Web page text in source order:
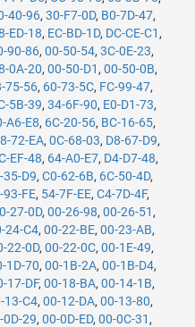
40-96, 30-F7-0D, B0-7D-47,
ED-18, EC-BD-1D, DC-CE-C1 ,
90-86, 00-50-54, 3C-0E-23,
0A-20, 00-50-D1 , 00-50-0B,
75-56, 60-73-5C, FC-99-47,
5B-39, 34-6F-90, E0-D1-73,
A6-E8, 6C-20-56, BC-16-65,
72-EA, 0C-68-03, D8-67-D9,
EF-48, 64-A0-E7, D4-D7-48,
35-D9, C0-62-6B, 6C-50-4D,
93-FE, 54-7F-EE, C4-7D-4F,
27-0D, 00-26-98, 00-26-51 ,
24-C4, 00-22-BE, 00-23-AB,
22-0D, 00-22-0C, 00-1E-49,
1D-70, 00-1B-2A, 00-1B-D4,
17-DF, 00-18-BA, 00-14-1B,
13-C4, 00-12-DA, 00-13-80,
0D-29, 00-0D-ED, 00-0C-31 ,